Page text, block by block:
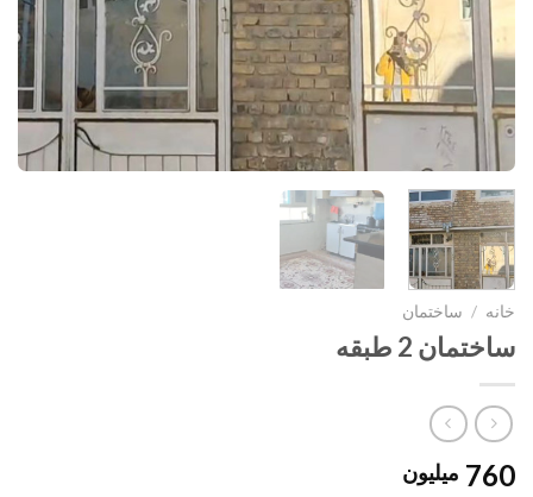
خانه / ساختمان
ساختمان 2 طبقه
760 میلیون